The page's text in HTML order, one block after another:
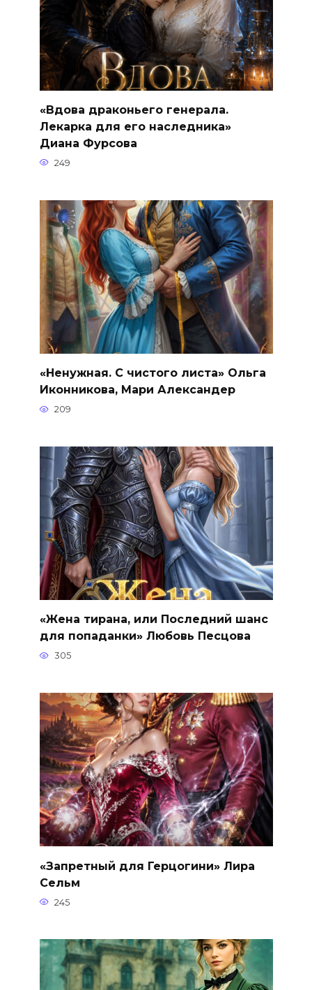
«Вдова драконьего генерала.
Лекарка для его наследника»
Диана Фурсова
249
«Ненужная. С чистого листа» Ольга
Иконникова, Мари Александер
209
«Жена тирана, или Последний шанс
для попаданки» Любовь Песцова
305
«Запретный для Герцогини» Лира
Сельм
245